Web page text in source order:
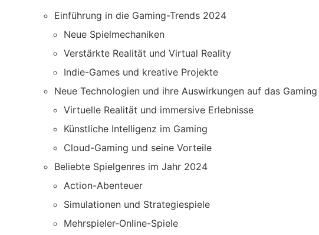
Einführung in die Gaming-Trends 2024
Neue Spielmechaniken
Verstärkte Realität und Virtual Reality
Indie-Games und kreative Projekte
Neue Technologien und ihre Auswirkungen auf das Gaming
Virtuelle Realität und immersive Erlebnisse
Künstliche Intelligenz im Gaming
Cloud-Gaming und seine Vorteile
Beliebte Spielgenres im Jahr 2024
Action-Abenteuer
Simulationen und Strategiespiele
Mehrspieler-Online-Spiele